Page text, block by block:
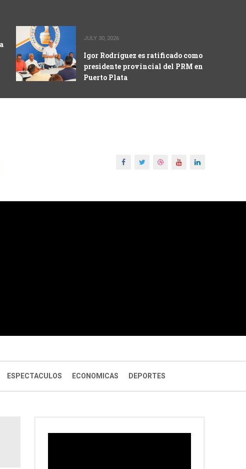
JULY 30, 2026
Igor Rodríguez es ratificado como
presidente provincial del PRM en
Puerto Plata
ESPECTACULOS ECONOMICAS DEPORTES